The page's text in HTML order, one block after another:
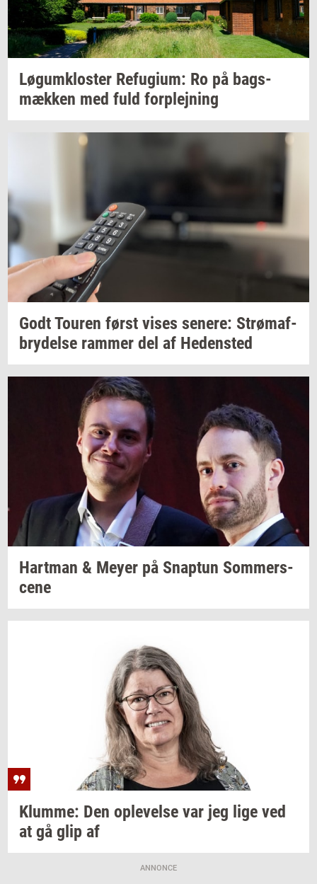
Løgum­klo­ster Re­fu­gi­um: Ro på bags­
mæk­ken med fuld for­plej­ning
GodtTou­ren først vises se­ne­re: Strø­maf­
bry­del­se ram­mer del af He­den­sted
Hart­man & Meyer på Snap­tun Som­mer­s­
ce­ne
Klum­me: Den op­le­vel­se var jeg lige ved
at gå glip af
ANNONCE